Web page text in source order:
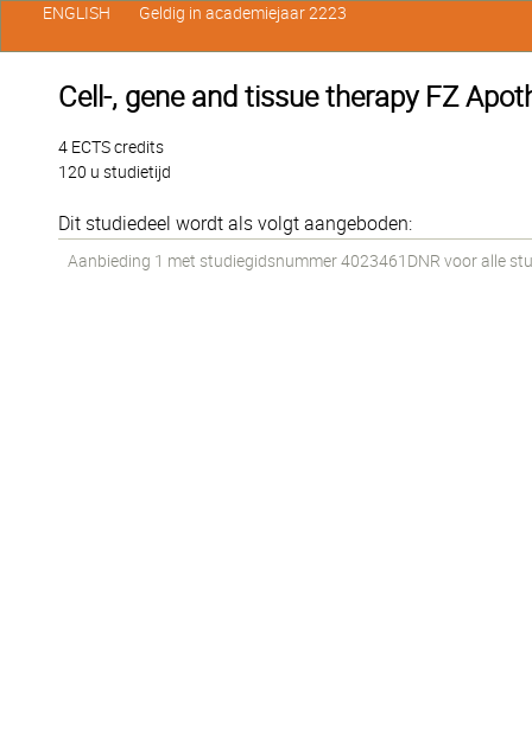
Cell-, gene and tissue therapy FZ
4 ECTS credits
120 u studietijd
Dit studiedeel wordt als volgt aangeboden:
Aanbieding 1 met studiegidsnummer 4023461DNR voor alle
ENGLISH Geldig in academiejaar 2223